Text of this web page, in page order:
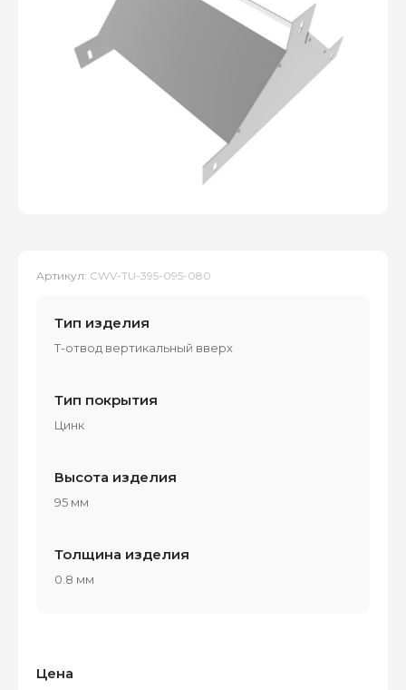
Артикул: CWV-TU-395-095-080
Цена
Тип изделия
Т-отвод вертикальный вверх
Тип покрытия
Цинк
Высота изделия
95 мм
Толщина изделия
0.8 мм